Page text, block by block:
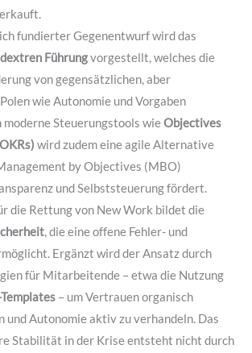
.
fundierter Gegenentwurf wird das
Führungvorgestellt, welches die
von gegensätzlichen, aber
wie Autonomie und Vorgaben
moderne Steuerungstools wieObjectives
wird zudem eine agile Alternative
by Objectives (MBO)
und Selbststeuerung fördert.
die Rettung von New Work bildet die
, die eine offene Fehler- und
. Ergänzt wird der Ansatz durch
für Mitarbeitende – etwa die Nutzung
– um Vertrauen organisch
und Autonomie aktiv zu verhandeln. Das
Stabilität in der Krise entsteht nicht durch